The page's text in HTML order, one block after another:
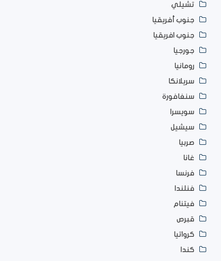
تشيلي
جنوب أفريقيا
جنوب افريقيا
جورجيا
رومانيا
سريلانكا
سنغافورة
سويسرا
سيشيل
صربيا
غانا
فرنسا
فنلندا
فيتنام
قبرص
كرواتيا
كندا